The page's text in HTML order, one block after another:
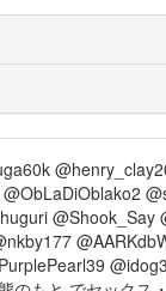
@Shook_Say